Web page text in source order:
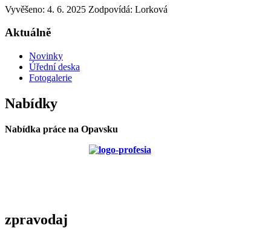
Vyvěšeno: 4. 6. 2025 Zodpovídá: Lorková
Aktuálně
Novinky
Úřední deska
Fotogalerie
Nabídky
Nabídka práce na Opavsku
zpravodaj